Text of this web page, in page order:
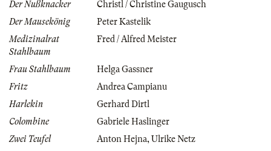
Der Nußknacker
Christl / Christine Gaugusch
Der Mausekönig
Peter Kastelik
Medizinalrat
Stahlbaum
Fred / Alfred Meister
Frau Stahlbaum
Helga Gassner
Fritz
Andrea Campianu
Harlekin
Gerhard Dirtl
Colombine
Gabriele Haslinger
Zwei Teufel
Anton Hejna,Ulrike Netz